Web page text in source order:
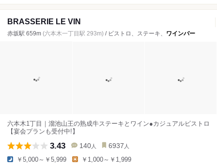
BRASSERIE LE VIN
赤坂駅 659m (六本木一丁目駅 293m) / ビストロ、ステーキ、 ワインバー
六本木1丁目｜溜池山王の熟成牛ステーキとワイン●カジュアルビストロ
【宴会プランも受付中!】
3.43 140 人 6937 人
￥5,000～￥5,999 ￥1,000～￥1,999